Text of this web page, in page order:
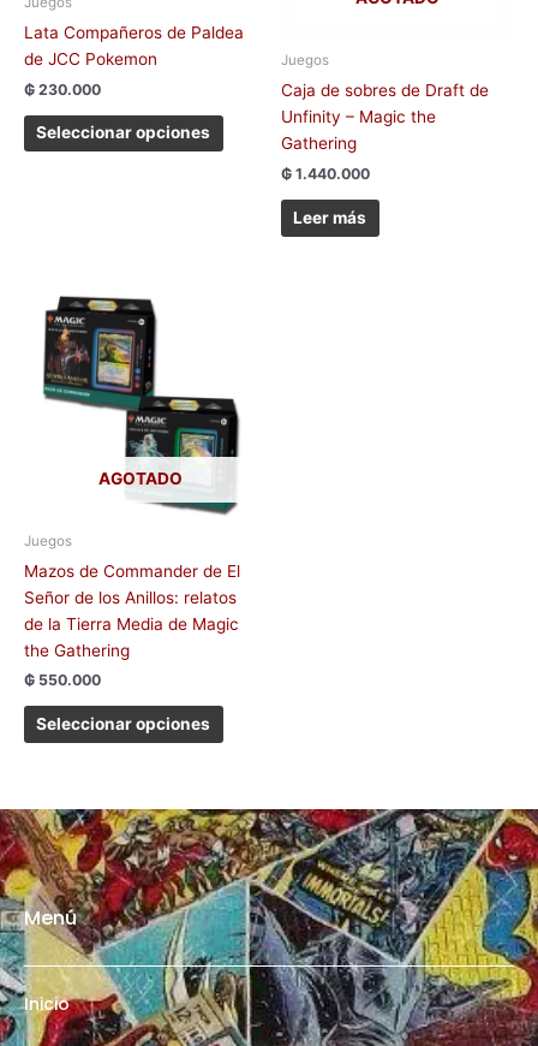
Lata Compañeros de Paldea
de JCC Pokemon
₲ 230.000
Seleccionar opciones
en
producto
Juegos
Caja de sobres de Draft de
Unfinity – Magic the
Gathering
₲ 1.440.000
Leer más
AGOTADO
Juegos
Mazos de Commander de El
Señor de los Anillos: relatos
de la Tierra Media de Magic
the Gathering
₲ 550.000
Seleccionar opciones
variantes.
Las
opciones
pueden
en
página
Menú
Inicio